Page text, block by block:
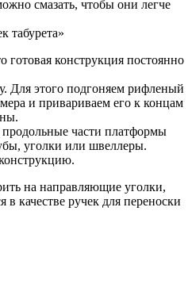
смазать, чтобы они легче
табурета»
готовая конструкция постоянно
Для этого подгоняем рифленый
и привариваем его к концам
части платформы
уголки или швеллеры.
на направляющие уголки,
в качестве ручек для переноски